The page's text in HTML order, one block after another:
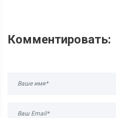
Комментировать: